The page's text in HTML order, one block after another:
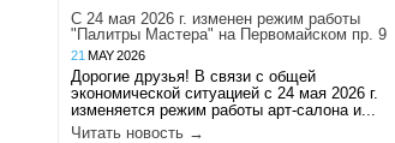
С 24 мая 2026 г. изменен режим работы
"Палитры Мастера" на Первомайском пр. 9
21 MAY2026
Дорогие друзья! В связи с общей
экономической ситуацией с 24 мая 2026 г.
изменяется режим работы арт-салона и...
Читать новость →